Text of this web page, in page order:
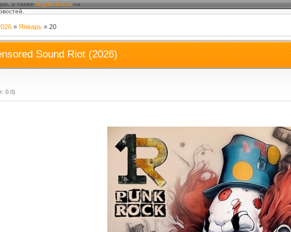
а такжеподписатьсяна
» Январь » 20
Sound Riot (2026)
0.0)